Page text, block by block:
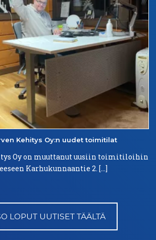
Kehitys Oy:n uudettoimitilat
Oy on muuttanut uusiin toimitiloihin
Karhukunnaantie 2. […]
LOPUT UUTISET TÄÄLTÄ